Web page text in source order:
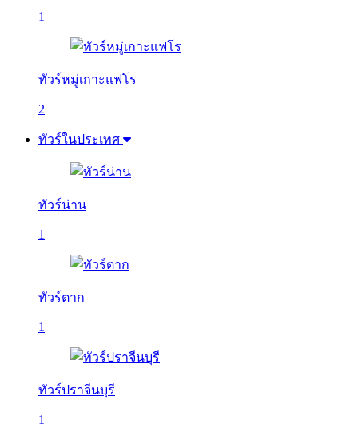
1
ทัวร์หมู่เกาะแฟโร
2
ทัวร์ในประเทศ
ทัวร์น่าน
1
ทัวร์ตาก
1
ทัวร์ปราจีนบุรี
1